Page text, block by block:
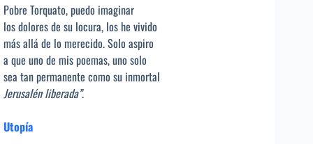
Pobre Torquato, puedo imaginar
los dolores de su locura, los he vivido
más allá de lo merecido. Solo aspiro
a que uno de mis poemas, uno solo
sea tan permanente como su inmortal
Jerusalén liberada”.
Utopía